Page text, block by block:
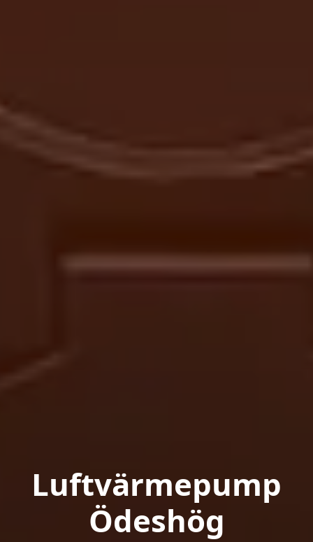
Luftvärmepump
Ödeshög